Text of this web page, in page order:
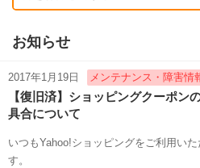
お知らせ
2017年1月19日 メンテナンス・障害情
【復旧済】ショッピングクーポン
具合について
いつもYahoo!ショッピングをご利用い
す。